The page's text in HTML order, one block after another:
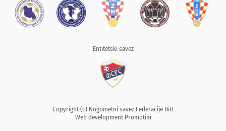
Entitetski savez
Copyright (c) Nogometni savez Federacije BiH
Web development Promotim